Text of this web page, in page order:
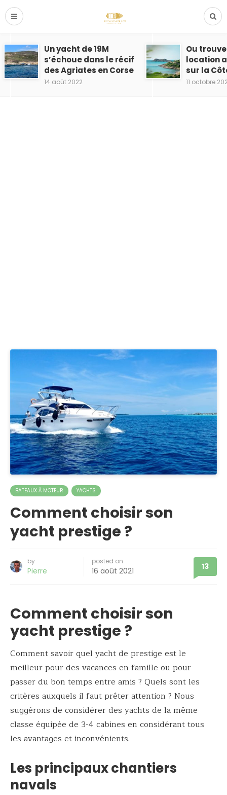
Un yacht de 19M
s’échoue dans le récif
des Agriates en Corse
14 août 2022
Ou
location
sur la
11 octobre
BATEAUX À MOTEUR YACHTS
Comment choisir son
yacht prestige ?
by
Pierre
posted on
16 août 2021 13
Comment choisir son
yacht prestige ?
Comment savoir quel yacht de prestige est le
meilleur pour des vacances en famille ou pour
passer du bon temps entre amis ? Quels sont les
critères auxquels il faut prêter attention ? Nous
suggérons de considérer des yachts de la même
classe équipée de 3-4 cabines en considérant tous
les avantages et inconvénients.
Les principaux chantiers
navals